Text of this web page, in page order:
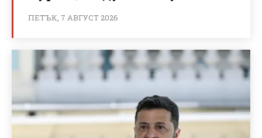
ПЕТЪК, 7 АВГУСТ 2026